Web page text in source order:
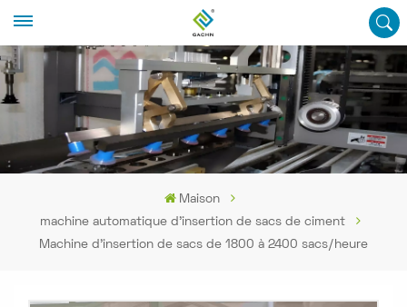
Maison
machine automatique d'insertion de sacs de ciment
Machine d'insertion de sacs de 1800 à 2400 sacs/heure